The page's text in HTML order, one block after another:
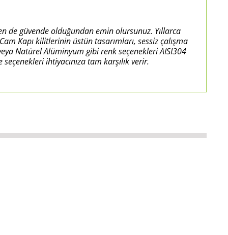
de güvende olduğundan emin olursunuz. Yıllarca
Kapı kilitlerinin üstün tasarımları, sessiz çalışma
Natürel Alüminyum gibi renk seçenekleri AISI304
ihtiyacınıza tam karşılık verir.